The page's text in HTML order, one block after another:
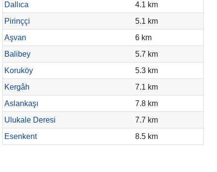
Dallıca
4.1 km
Pirinççi
5.1 km
Aşvan
6 km
Balibey
5.7 km
Koruköy
5.3 km
Kergâh
7.1 km
Aslankaşı
7.8 km
Ulukale Deresi
7.7 km
Esenkent
8.5 km